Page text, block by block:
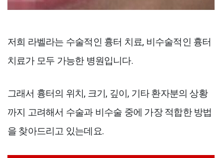
저희 라벨라는 수술적인 흉터 치료, 비수술적인 흉터
치료가 모두 가능한 병원입니다.
그래서 흉터의 위치, 크기, 깊이, 기타 환자분의 상황
까지 고려해서 수술과 비수술 중에 가장 적합한 방법
을 찾아드리고 있는데요.